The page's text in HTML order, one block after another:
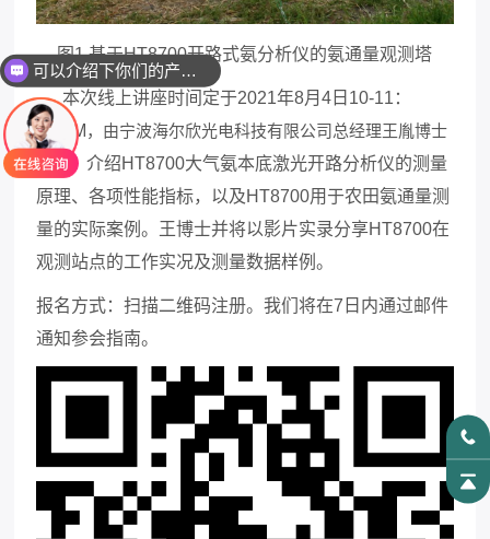
图1基于HT8700开路式氨分析仪的氨通量观测塔
本次线上讲座时间定于2021年8月4 日 10-11 ：
00
M ，由宁波海尔欣光电科技有限公司总经理王胤博士
主讲 ，介绍HT8700大气氨本底激光开路分析仪的测量
原理、各项性能指标，以及HT8700用于农田氨通量测
量的实际案例。王博士并将以影片实录分享HT8700在
观测站点的工作实况及测量数据样例。
报名方式：扫描二维码注册。我们将在7 日内通过邮件
通知参会指南。
可以介绍下你们的产品么